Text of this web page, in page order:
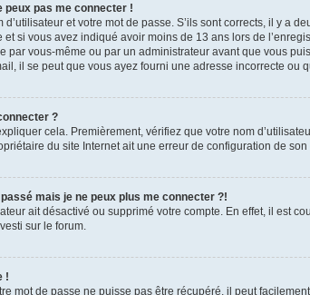
peux pas me connecter !
et votre mot de passe. S’ils sont corrects, il y a
et si vous avez indiqué avoir moins de 13 ans lors de
par vous-même ou par un administrateur avant que vous
il se peut que vous ayez fourni une adresse incorrecte
?
cela. Premièrement, vérifiez que votre nom
du site Internet ait une erreur de configuration de son
mais je ne peux plus me connecter ?!
ait désactivé ou supprimé votre compte. En effet, il est
sur le forum.
!
mot de passe ne puisse pas être récupéré, il peut